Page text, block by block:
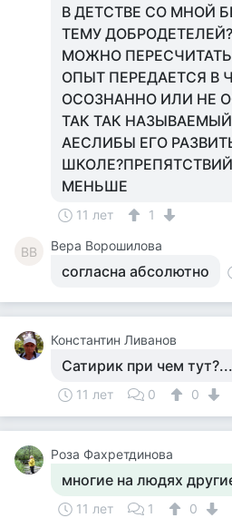
В ДЕТСТВЕ СО МНОЙ
ТЕМУ
МОЖНО
ОПЫТ ПЕРЕДАЕТСЯ В
ОСОЗНАННО ИЛИ НЕ
ТАК ТАК
АЕСЛИБЫ ЕГО
МЕНЬШЕ
11 лет 1
ВВ Вера Ворошилова
согласна абсолютно
Константин Ливанов
Сатирик при чем
11 лет 0 0
Роза Фахретдинова
многие на людях
11 лет 1 0